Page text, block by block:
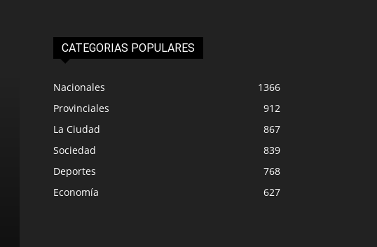
CATEGORIAS POPULARES
Nacionales
1366
Provinciales
912
La Ciudad
867
Sociedad
839
Deportes
768
Economía
627